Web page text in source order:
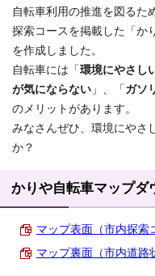
自転車利用の推進を図るた
探索コースを掲載した「
を作成しました。
自転車には「 環境にやさし
が気にならない 」、「 ガソ
のメリットがあります。
みなさんぜひ、環境にやさ
か？
かりや自転車マップダ
マップ表面（市内探索
マップ裏面（市内道路